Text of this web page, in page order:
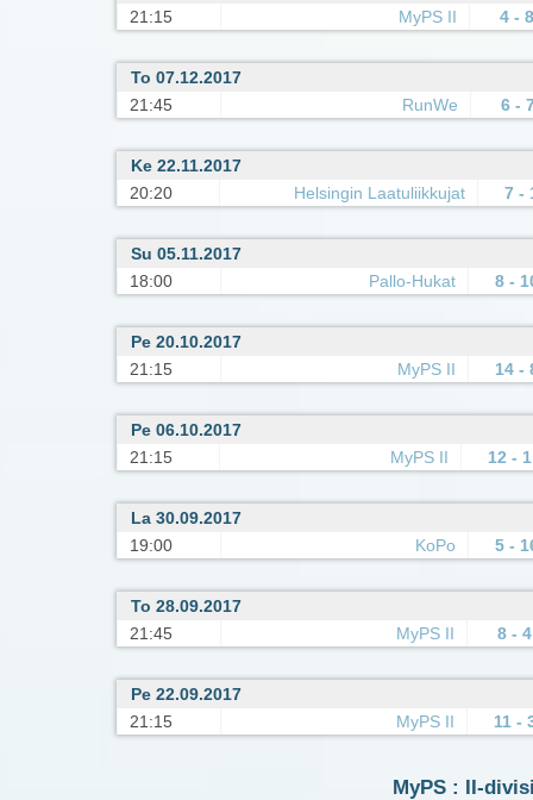
21:15
MyPS II 4 - 8
To 07.12.2017
21:45
RunWe 6 -
Ke 22.11.2017
20:20
Helsingin Laatuliikkujat 7 -
Su 05.11.2017
18:00
Pallo-Hukat 8 -
Pe 20.10.2017
21:15
MyPS II 14 -
Pe 06.10.2017
21:15
MyPS II 12 - 1
La 30.09.2017
19:00
KoPo 5 -
To 28.09.2017
21:45
MyPS II 8 - 4
Pe 22.09.2017
21:15
MyPS II 11 -
MyPS : II-